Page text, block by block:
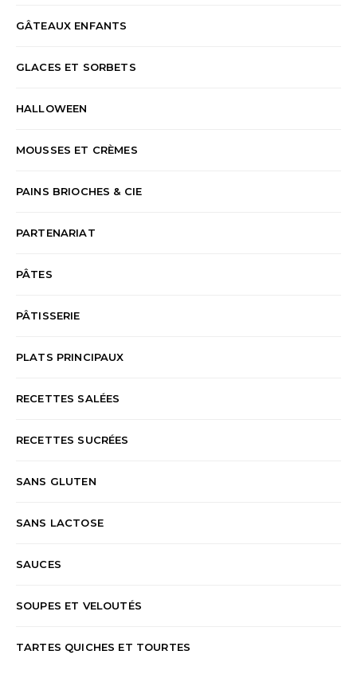
GÂTEAUX ENFANTS
GLACES ET SORBETS
HALLOWEEN
MOUSSES ET CRÈMES
PAINS BRIOCHES & CIE
PARTENARIAT
PÂTES
PÂTISSERIE
PLATS PRINCIPAUX
RECETTES SALÉES
RECETTES SUCRÉES
SANS GLUTEN
SANS LACTOSE
SAUCES
SOUPES ET VELOUTÉS
TARTES QUICHES ET TOURTES